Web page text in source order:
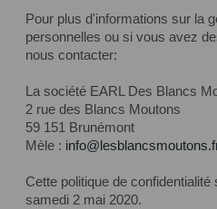
Pour plus d'informations sur la
personnelles ou si vous avez
nous contacter:
La société EARL Des Blancs
2 rue des Blancs Moutons
59 151 Brunémont
Mèle :
Cette politique de confidentialité
samedi 2 mai 2020.